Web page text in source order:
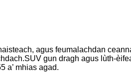
agus feumalachdan
gun dragh agus lùth-
a’ mhias agad.